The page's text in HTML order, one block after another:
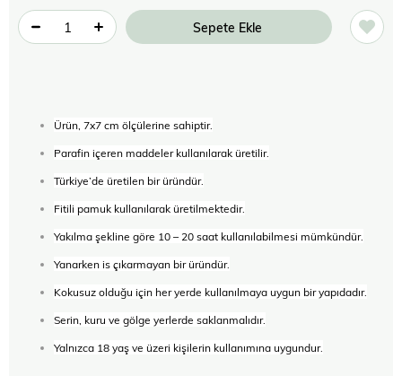
Ürün, 7x7 cm ölçülerine sahiptir.
Parafin içeren maddeler kullanılarak üretilir.
Türkiye’de üretilen bir üründür.
Fitili pamuk kullanılarak üretilmektedir.
Yakılma şekline göre 10 – 20 saat kullanılabilmesi mümkündür.
Yanarken is çıkarmayan bir üründür.
Kokusuz olduğu için her yerde kullanılmaya uygun bir yapıdadır.
Serin, kuru ve gölge yerlerde saklanmalıdır.
Yalnızca 18 yaş ve üzeri kişilerin kullanımına uygundur.